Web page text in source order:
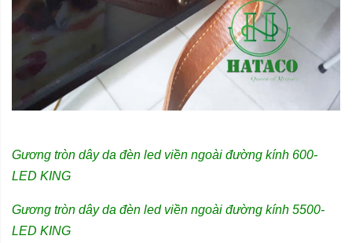
Gương tròn dây da đèn led viền ngoài đường kính 600-
LED KING
Gương tròn dây da đèn led viền ngoài đường kính 5500-
LED KING